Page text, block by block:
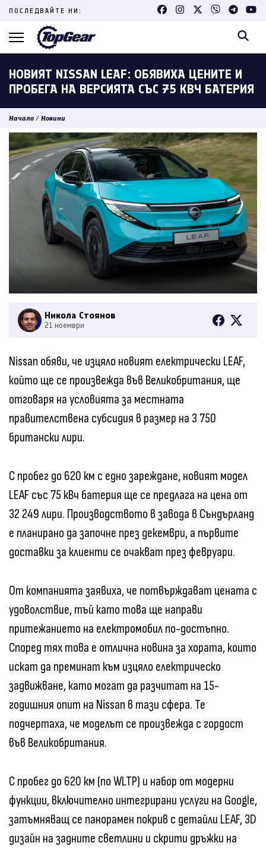
Skip
content
ПОСЛЕДВАЙТЕ НИ:
НОВИЯТ NISSAN LEAF: ОБЯВИХА ЦЕНИТЕ И
ПРОБЕГА НА ВЕРСИЯТА СЪС 75 КВЧ БАТЕРИЯ
Начало / Новини
Никола Стоянов
21 ноември
Nissan обяви, че изцяло новият електрически LEAF,
който ще се произвежда във Великобритания, ще
отговаря на условията за местната
правителствена субсидия в размер на 3 750
британски лири.
С пробег до 620 км с едно зареждане, новият модел
LEAF със 75 кВч батерия ще се предлага на цена от
32 249 лири. Производството в завода в Съндърланд
е планирано да започне през декември, а първите
доставки за клиенти се очакват през февруари.
От компанията заявиха, че потвърждават цената с
удоволствие, тъй като това ще направи
притежанието на електромобил по-достъпно.
Според тях това е отлична новина за хората, които
искат да преминат към изцяло електрическо
задвижване, като могат да разчитат на 15-
годишния опит на Nissan в тази сфера. Те
подчертаха, че моделът се произвежда с гордост
във Великобритания.
С пробег до 620 км (по WLTP) и набор от модерни
функции, включително интегрирани услуги на Google,
затъмняващ се панорамен покрив с детайли LEAF, 3D
дизайн на задните светлини и скрити дръжки на